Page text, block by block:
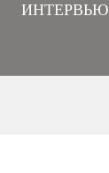
ИНТЕРВЬЮ